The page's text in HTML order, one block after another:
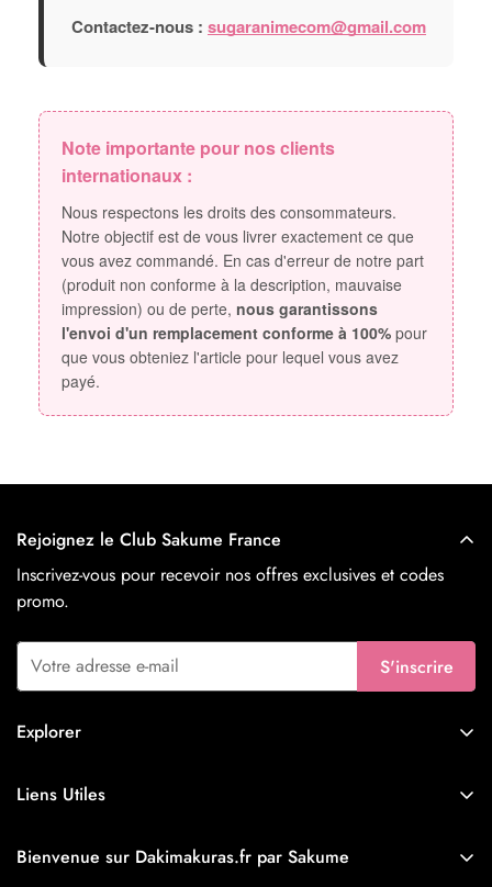
Contactez-nous : sugaranimecom@gmail.com
Note importante pour nos clients
internationaux :
Nous respectons les droits des consommateurs.
Notre objectif est de vous livrer exactement ce que
vous avez commandé. En cas d'erreur de notre part
(produit non conforme à la description, mauvaise
impression) ou de perte, nous garantissons
l'envoi d'un remplacement conforme à 100% pour
que vous obteniez l'article pour lequel vous avez
payé.
Rejoignez le Club Sakume France
Inscrivez-vous pour recevoir nos offres exclusives et codes
promo.
S'inscrire
Explorer
Waifus
Husbandos
Liens Utiles
À propos de Sakume
Bienvenue sur Dakimakuras.fr par Sakume